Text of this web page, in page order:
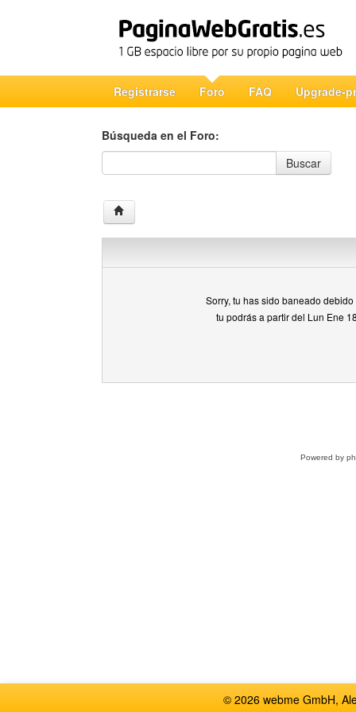
Registrarse Foro FAQ Upgrade-
Búsqueda en el Foro:
Búsqueda en el Foro
Buscar
Sorry, tu has sido baneado
tu podrás a partir del Lun Ene
Powered by
© 2026 webme GmbH,